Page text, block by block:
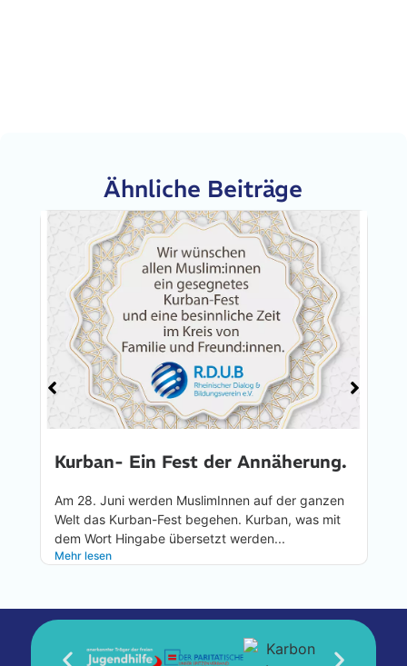
Ähnliche Beiträge
Kurban- Ein Fest der Annäherung.
Am 28. Juni werden MuslimInnen auf der ganzen
Welt das Kurban-Fest begehen. Kurban, was mit
dem Wort Hingabe übersetzt werden...
Mehr lesen